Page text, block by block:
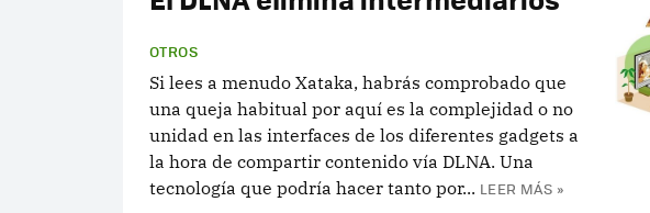
OTROS
Si lees a menudo Xataka, habrás comprobado que
una queja habitual por aquí es la complejidad o no
unidad en las interfaces de los diferentes gadgets a
la hora de compartir contenido vía DLNA. Una
tecnología que podría hacer tanto por... LEER MÁS »